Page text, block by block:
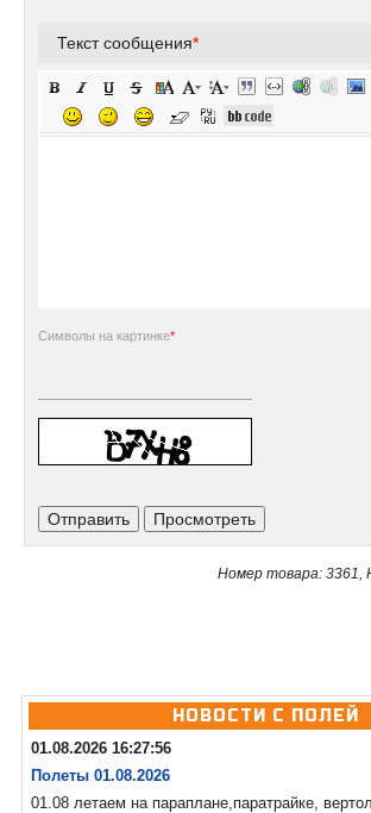
Текст сообщения*
Символы на картинке*
Номер товара: 3361,
НОВОСТИ С ПОЛЕЙ
01.08.2026 16:27:56
Полеты 01.08.2026
01.08 летаем на параплане,паратрайке,